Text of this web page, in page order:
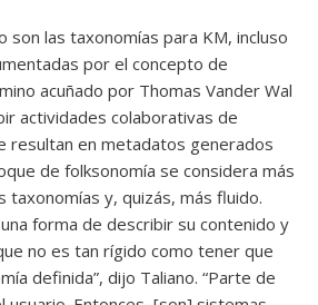
son las taxonomías para KM, incluso
por el concepto de
acuñado por Thomas Vander Wal
actividades colaborativas de
resultan en metadatos generados
de folksonomía se considera más
taxonomías y, quizás, más fluido.
forma de describir su contenido y
no es tan rígido como tener que
definida”, dijo Taliano. “Parte de